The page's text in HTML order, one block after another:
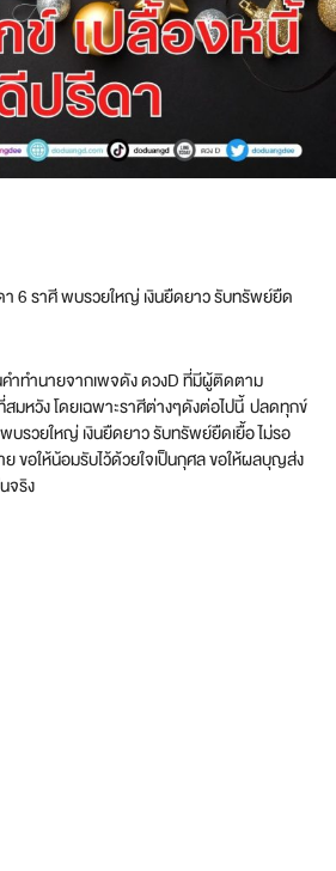
6 ราศี พบรวยใหญ่ เงินยืดยาว รับทรัพย์ยืด
คำทำนายจากเพจดัง ดวงD ที่มีผู้ติดตาม
มหวัง โดยเฉพาะราศีต่างๆดังต่อไปนี้ ปลดทุกข์
บรวยใหญ่ เงินยืดยาว รับทรัพย์ยืดเยื้อ ไม่รอ
ขอให้น้อมรับไว้ด้วยใจเป็นกุศล ขอให้ผลบุญส่ง
จริง